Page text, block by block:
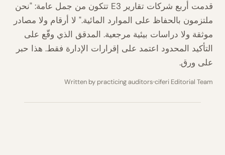
قدمت أربع شركات تقارير E3 تتكون من جمل عامة: "نحن
ملتزمون بالحفاظ على الموارد المائية." لا أرقام ولا مصادر
موثقة ولا دراسات بيئية مرجعية. المدقق الذي وقّع على
التأكيد المحدود اعتمد على إقرارات الإدارة فقط. هذا حبر
على ورق.
ciferi Editorial Team
Written by practicing auditors